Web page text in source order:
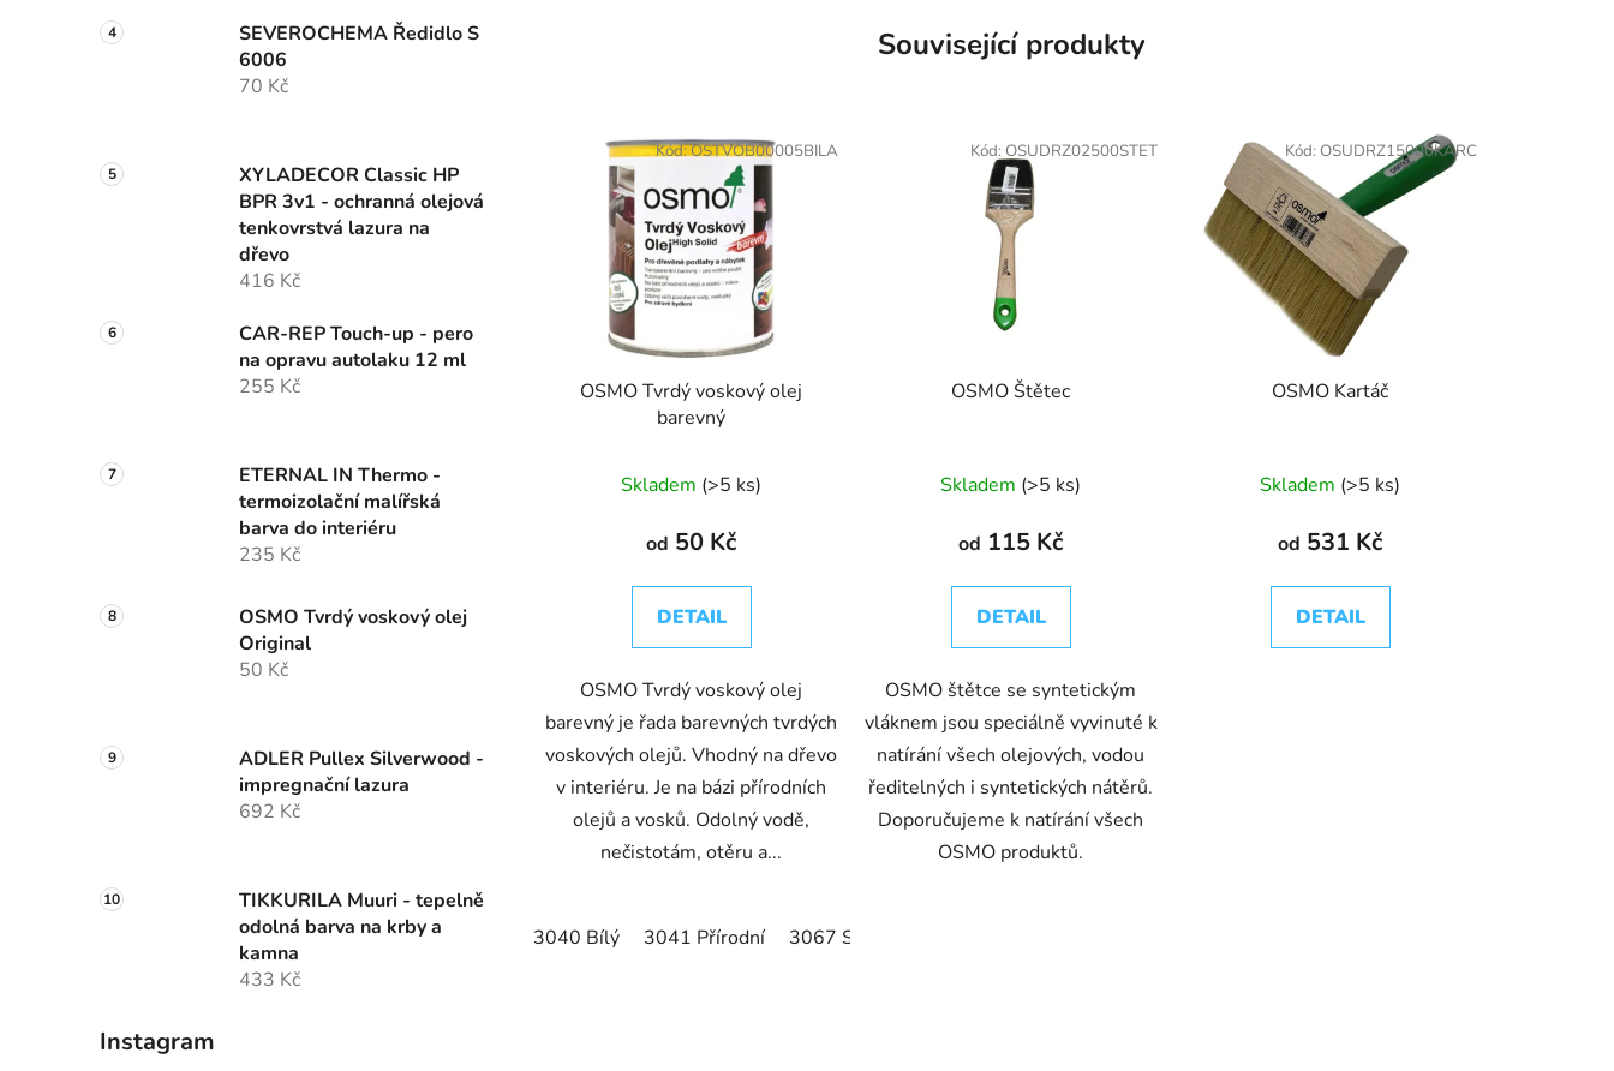
SEVEROCHEMA Ředidlo S
6006
70 Kč
XYLADECOR Classic HP
BPR 3v1 - ochranná olejová
tenkovrstvá lazura na
dřevo
416 Kč
CAR-REP Touch-up - pero
na opravu autolaku 12 ml
255 Kč
ETERNAL IN Thermo -
termoizolační malířská
barva do interiéru
235 Kč
OSMO Tvrdý voskový olej
Original
50 Kč
ADLER Pullex Silverwood -
impregnační lazura
692 Kč
TIKKURILA Muuri - tepelně
odolná barva na krby a
kamna
433 Kč
Instagram
Související produkty
OSMO Tvrdý voskový olej
barevný
Skladem (>5 ks)
od 50 Kč
DETAIL
OSMO Tvrdý voskový olej
barevný je řada barevných tvrdých
voskových olejů. Vhodný na dřevo
v interiéru. Je na bázi přírodních
olejů a vosků. Odolný vodě,
nečistotám, otěru a...
3040 Bílý 3041 Přírodní 3067 Světle šedý
Kód:OSTVOB00005BILA
OSMO Štětec
Skladem (>5 ks)
od 115 Kč
DETAIL
OSMO štětce se syntetickým
vláknem jsou speciálně vyvinuté k
natírání všech olejových, vodou
ředitelných i syntetických nátěrů.
Doporučujeme k natírání všech
OSMO produktů.
Kód: OSUDRZ02500STET
OSMO Kartáč
Skladem (>5 ks)
od 531 Kč
DETAIL
Kód: OSUDRZ15000KARC